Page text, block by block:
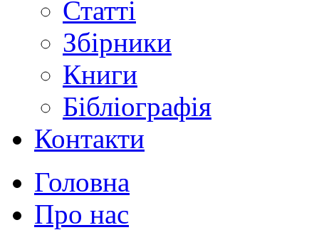
Статті
Збірники
Книги
Бібліографія
Контакти
Головна
Про нас